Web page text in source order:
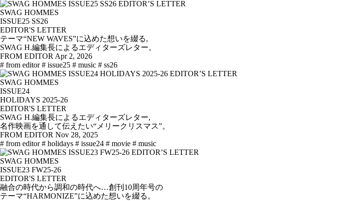
SWAG HOMMES
ISSUE25 SS26
EDITOR'S LETTER
テーマ“NEW WAVES”に込めた想いを綴る,
SWAG H.編集長によるエディターズレター。
FROM EDITOR Apr 2, 2026
# from editor # issue25 # music # ss26
SWAG HOMMES
ISSUE24
HOLIDAYS 2025-26
EDITOR'S LETTER
SWAG H.編集長によるエディターズレター,
名作映画を通して伝えたい“メリークリスマス”。
FROM EDITOR Nov 28, 2025
# from editor # holidays # issue24 # movie # music
SWAG HOMMES
ISSUE23 FW25-26
EDITOR'S LETTER
融合の時代から調和の時代へ…創刊10周年号の
テーマ“HARMONIZE”に込めた想いを綴る。